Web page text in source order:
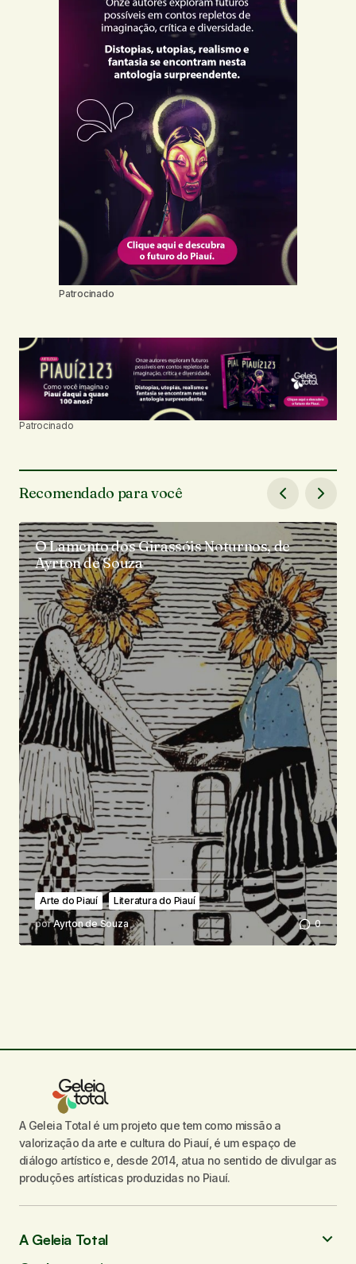
Patrocinado
Patrocinado
Recomendado para você
O Lamento dos Girassóis Noturnos, de
Ayrton de Souza
Arte do Piauí
Literatura do Piauí
porAyrton de Souza 0
A Geleia Total é um projeto que tem como missão a
valorização da arte e cultura do Piauí, é um espaço de
diálogo artístico e, desde 2014, atua no sentido de divulgar as
produções artísticas produzidas no Piauí.
A Geleia Total